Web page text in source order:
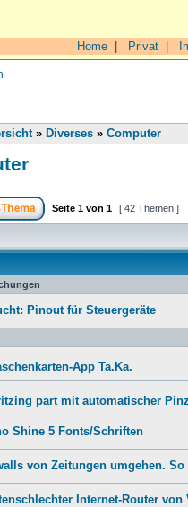
Home Privat
» Diverses » Computer
Seite 1 von 1 [ 42 Themen ]
Pinout für Steuergeräte
App Ta.Ka.
part mit automatischer
Shine 5 Fonts/Schriften
von Zeitungen umgehen.
Internet-Router von